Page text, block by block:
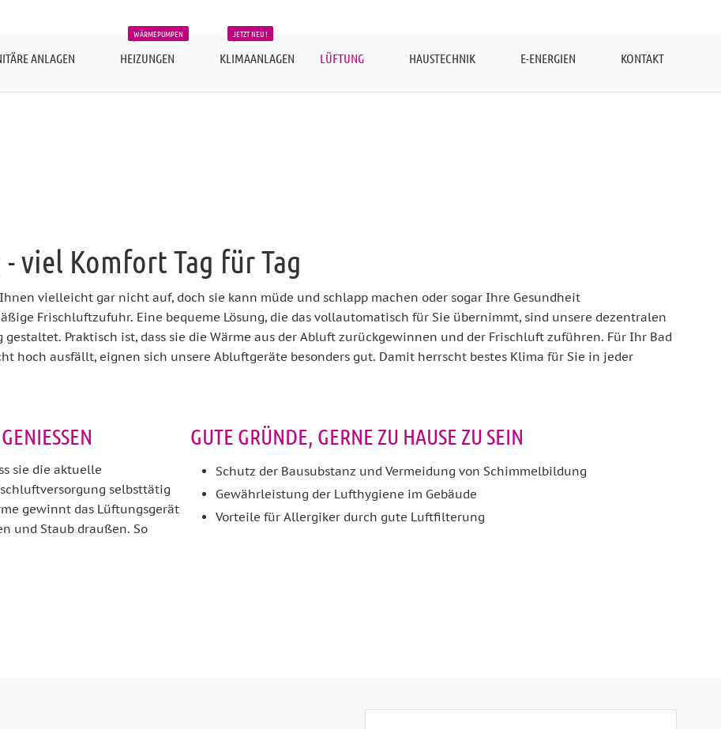
ANLAGEN HEIZUNGEN
WÄRMEPUMPEN
KLIMAANLAGEN
JETZT NEU !
LÜFTUNG HAUSTECHNIK E-ENERGIEN KONTAKT
viel Komfort Tag für Tag
vielleicht gar nicht auf, doch sie kann müde und schlapp machen oder sogar Ihre Gesundheit
Frischluftzufuhr. Eine bequeme Lösung, die das vollautomatisch für Sie übernimmt, sind unsere dezentralen
Praktisch ist, dass sie die Wärme aus der Abluft zurückgewinnen und der Frischluft zuführen. Für Ihr Bad
hoch ausfällt, eignen sich unsere Abluftgeräte besonders gut. Damit herrscht bestes Klima für Sie in jeder
sie die aktuelle
selbsttätig
gewinnt das Lüftungsgerät
und Staub draußen. So
GUTE GRÜNDE, GERNE ZU HAUSE ZU SEIN
Schutz der Bausubstanz und Vermeidung von Schimmelbildung
Gewährleistung der Lufthygiene im Gebäude
Vorteile für Allergiker durch gute Luftfilterung